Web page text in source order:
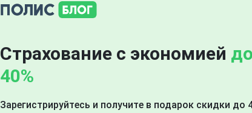
Страхование с экономией до
40%
Зарегистрируйтесь и получите в подарок скидки до